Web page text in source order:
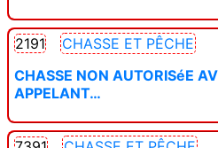
2191
CHASSE ET PÊCHE
CHASSE NON AUTORISéE
APPELANT…